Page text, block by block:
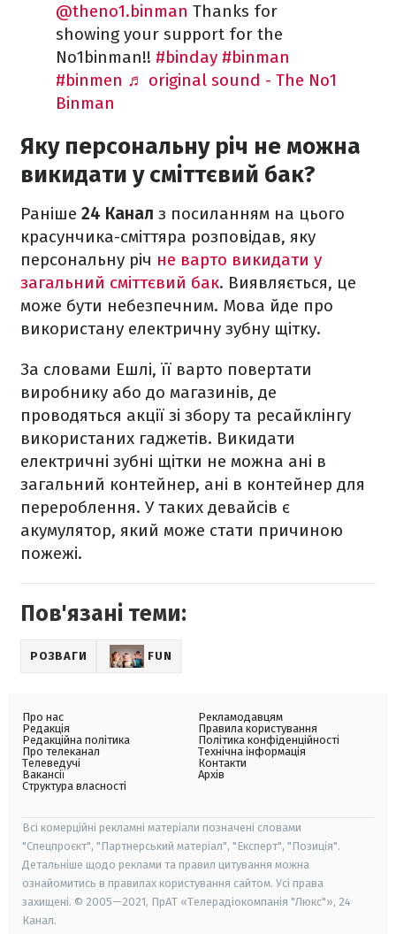
@theno1.binman Thanks for
showing your support for the
No1binman!! #binday #binman
#binmen ♬ original sound - The No1
Binman
Яку персональну річ не можна
викидати у сміттєвий бак?
Раніше 24 Канал з посиланням на цього
красунчика-сміттяра розповідав, яку
персональну річ не варто викидати у
загальний сміттєвий бак. Виявляється, це
може бути небезпечним. Мова йде про
використану електричну зубну щітку.
За словами Ешлі, її варто повертати
виробнику або до магазинів, де
проводяться акції зі збору та ресайклінгу
використаних гаджетів. Викидати
електричні зубні щітки не можна ані в
загальний контейнер, ані в контейнер для
перероблення. У таких девайсів є
акумулятор, який може стати причиною
пожежі.
Пов'язані теми:
РОЗВАГИ FUN
Про нас
Редакція
Редакційна політика
Про телеканал
Телеведучі
Вакансії
Структура власності
Рекламодавцям
Правила користування
Політика конфіденційності
Технічна інформація
Контакти
Архів
Всі комерційні рекламні матеріали позначені словами
"Спецпроєкт", "Партнерський матеріал", "Експерт", "Позиція".
Детальніше щодо реклами та правил цитування можна
ознайомитись в правилах користування сайтом. Усі права
захищені. © 2005—2021, ПрАТ «Телерадіокомпанія "Люкс"», 24
Канал.